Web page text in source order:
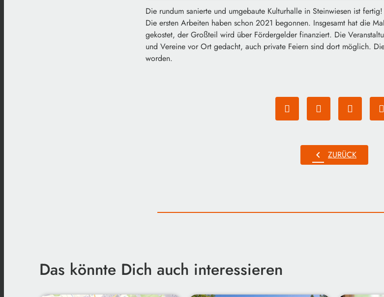
Die rundum sanierte und umgebaute Kulturhalle in Steinwiesen ist
Die ersten Arbeiten haben schon 2021 begonnen. Insgesamt hat die
gekostet, der Großteil wird über Fördergelder finanziert. Die
und Vereine vor Ort gedacht, auch private Feiern sind dort möglich.
worden.
chevron_left ZURÜCK
Das könnte Dich auch interessieren